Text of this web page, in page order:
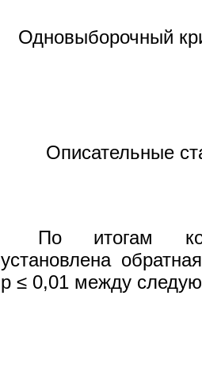
Одновыборочный
Описательные
По итогам
установлена
р ≤ 0,01 между